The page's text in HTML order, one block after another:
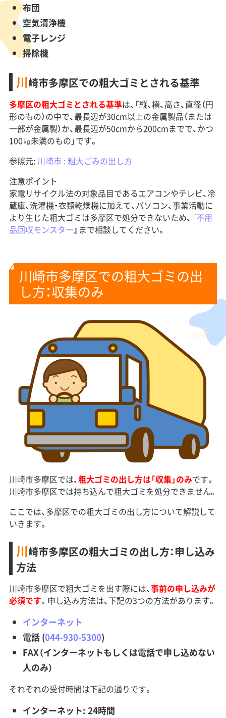
布団
空気清浄機
電子レンジ
掃除機
川崎市多摩区での粗大ゴミとされる基準
多摩区の粗大ゴミとされる基準は、「縦、横、高さ、直径（円
形のもの）の中で、最長辺が30cm以上の金属製品（または
一部が金属製）か、最長辺が50cmから200cmまでで、かつ
100㎏未満のもの」です。
参照元: 川崎市 : 粗大ごみの出し方
注意ポイント
家電リサイクル法の対象品目であるエアコンやテレビ、冷
蔵庫、洗濯機・衣類乾燥機に加えて、パソコン、事業活動に
より生じた粗大ゴミは多摩区で処分できないため、『不用
品回収モンスター』まで相談してください。
川崎市多摩区での粗大ゴミの出
し方：収集のみ
川崎市多摩区では、粗大ゴミの出し方は「収集」のみです。
川崎市多摩区では持ち込んで粗大ゴミを処分できません。
ここでは、多摩区での粗大ゴミの出し方について解説して
いきます。
川崎市多摩区の粗大ゴミの出し方：申し込み
方法
川崎市多摩区で粗大ゴミを出す際には、事前の申し込みが
必須です。申し込み方法は、下記の3つの方法があります。
インターネット
電話 (044-930-5300)
FAX（インターネットもしくは電話で申し込めない
人のみ）
それぞれの受付時間は下記の通りです。
インターネット: 24時間